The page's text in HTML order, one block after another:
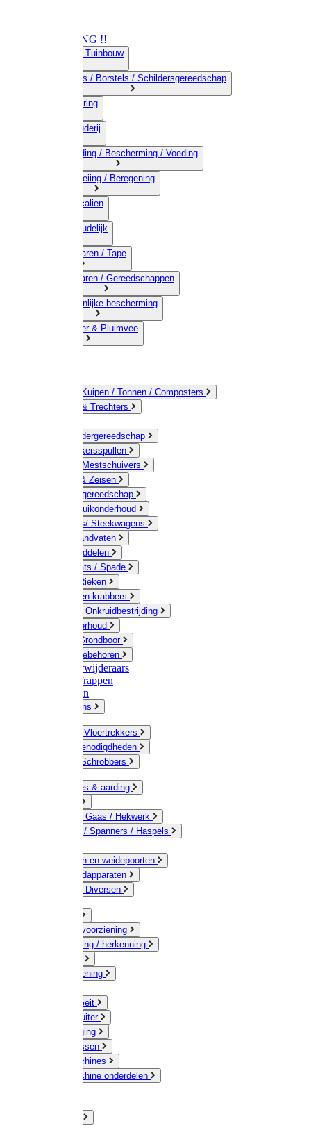
OPRUIMING !!
01) Land-& Tuinbouw
02) Bezems / Borstels / Schildersgereedschap
03) Afrastering
04) Veehouderij
05) Bestrijding / Bescherming / Voeding
06) Besproeiing / Beregening
07) Chemicalien
08) Huishoudelijk
09) Touwwaren / Tape
10) IJzerwaren / Gereedschappen
11) Persoonlijke bescherming
12) Kleindier & Pluimvee
Emmers / Kuipen / Tonnen / Composters
Jerrycans & Trechters
Hand-/ Kindergereedschap
Stratenmakersspullen
Sneeuw- / Mestschuivers
Baggeren & Zeisen
Elektrisch gereedschap
Boom / Struikonderhoud
Kruiwagens/ Steekwagens
Stelen / Handvaten
Tuinhulpmiddelen
Schop / Bats / Spade
Vorken & Rieken
Cultivator en krabbers
Schoffels / Onkruidbestrijding
Gazononderhoud
Hamers / Grondboor
Sledes / toebehoren
Onkruidverwijderaars
Ladders / Trappen
Werkbanken
Betonmolens
Bezems & Vloertrekkers
Schildersbenodigdheden
Borstels / Schrobbers
Accessoires & aarding
Geleiders / Gaas / Hekwerk
Verbinders / Spanners / Haspels
Doorgangen en weidepoorten
Schrikdraadapparaten
Afrastering Diversen
Drinkwatervoorziening
Veemarkering-/ herkenning
Voervoorziening
Schaap / Geit
Paard & Ruiter
Veeverzorging
Scheermessen
Scheermachines
Scheermachine onderdelen